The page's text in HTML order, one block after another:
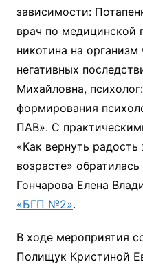
зависимости:
врач по медицинской
никотина на
негативных
Михайловна,
формирования
ПАВ». С
«Как вернуть
возрасте»
Гончарова Елена
«БГП №2».
В ходе мероприятия
Полищук Кристиной